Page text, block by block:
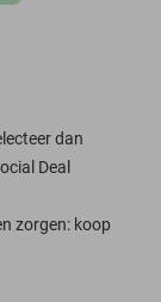
dan
Deal
zorgen: koop